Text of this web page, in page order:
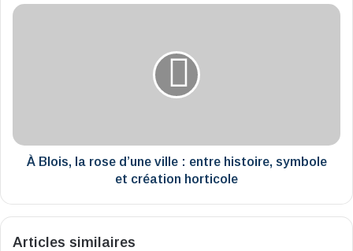
l’Atelier
À
histoire,
symbole
À Blois, la rose d’une ville : entre histoire, symbole
et création horticole
Articles similaires